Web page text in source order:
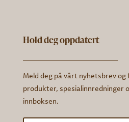
Hold deg oppdatert
Meld deg på vårt nyhetsbrev
produkter, spesialinnredninger
innboksen.